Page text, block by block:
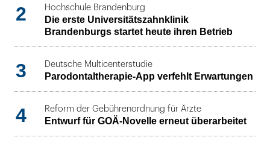
2
Hochschule Brandenburg
Die erste Universitätszahnklinik
Brandenburgs startet heute ihren Betrieb
3 Deutsche Multicenterstudie
Parodontaltherapie-App verfehlt Erwartungen
4 Reform der Gebührenordnung für Ärzte
Entwurf für GOÄ-Novelle erneut überarbeitet